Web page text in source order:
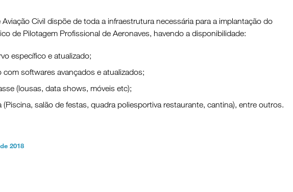
Civil dispõe de toda a infraestrutura necessária para a implantação do
de Pilotagem Profissional de Aeronaves, havendo a disponibilidade:
específico e atualizado;
com softwares avançados e atualizados;
(lousas, data shows, móveis etc);
(Piscina, salão de festas, quadra poliesportiva restaurante, cantina), entre outros.
2018